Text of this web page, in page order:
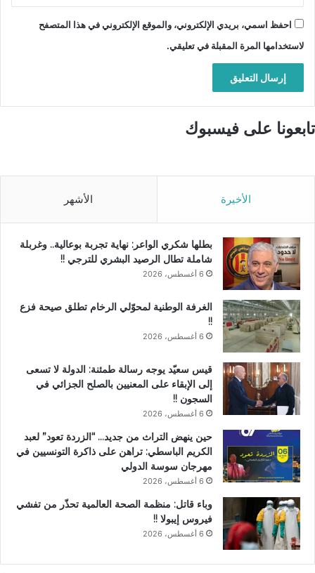
احفظ اسمي، بريدي الإلكتروني، والموقع الإلكتروني في هذا المتصفح
لاستخدامها المرة المقبلة في تعليقي.
تابعونا على فيسبوك
الأخيرة الأشهر
بطلها شكري الواعر: نهاية تجربة بوعالية.. وغربلة
شاملة تطال الرصيد البشري للترجي !!
6 أغسطس، 2026
الغرفة الوطنية لمحوّلي الرخام تطلق صيحة فزع
!!
6 أغسطس، 2026
قيس سعيّد يوجه رسالة طمئنة: الدولة لا تسعى
إلى الإبقاء على المعنيين بالصلح الجزائي في
السجون !!
6 أغسطس، 2026
حين ينهض التراث من جديد… “الزردة تعود” لعبد
الكريم الباسطي: تراهن على ذاكرة التونسيين في
مهرجان سوسة الدولي
6 أغسطس، 2026
وباء قاتل: منظمة الصحة العالمية تحذّر من تفشي
فيروس إيبولا !!
6 أغسطس، 2026